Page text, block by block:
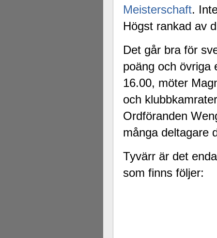
Meisterschaft.
Högst rankad av
Det går bra för
poäng och övriga
16.00, möter
och
Ordföranden
många deltagare
Tyvärr är det
som finns följer: